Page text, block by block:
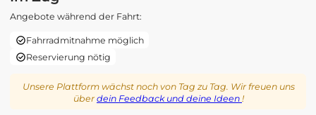
Angebote während der Fahrt:
Fahrradmitnahme möglich
Reservierung nötig
Unsere Plattform wächst noch von Tag zu Tag. Wir freuen uns
überdein Feedback und deine Ideen !